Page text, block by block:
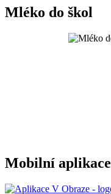
Mléko do škol
Mobilní aplikace